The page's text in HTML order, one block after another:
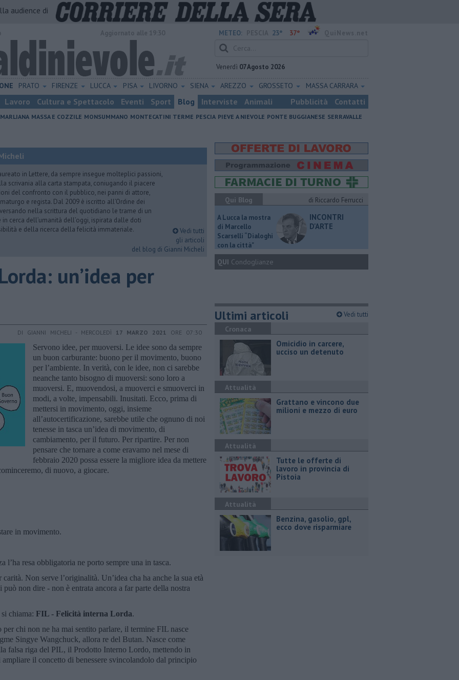
audience di
METEO: 23° 37°
Venerdì 07 Agosto 2026
PRATO FIRENZE LUCCA PISA LIVORNO SIENA AREZZO GROSSETO MASSA CARRARA
Lavoro Cultura e Spettacolo Eventi Sport Blog Interviste Animali Pubblicità Contatti
MARLIANA MASSA E COZZILE MONSUMMANO MONTECATINI TERME PESCIA PIEVE A NIEVOLE PONTE BUGGIANESE SERRAVALLE
in Lettere, da sempre insegue molteplici passioni,
scrivania alla carta stampata, coniugando il piacere
del confronto con il pubblico, nei panni di attore,
e regista. Dal 2009 è iscritto all’Ordine dei
nella scrittura del quotidiano le trame di un
cerca dell’umanità dell’oggi, ispirata dalle doti
e della ricerca della felicità immateriale.
Vedi tutti
gli articoli
del blog di Gianni Micheli
un’idea per
DI GIANNI MICHELI - MERCOLEDÌ 17 MARZO 2021 ORE 07:30
Servono idee, per muoversi. Le idee sono da sempre
un buon carburante: buono per il movimento, buono
per l’ambiente. In verità, con le idee, non ci sarebbe
neanche tanto bisogno di muoversi: sono loro a
muoversi. E, muovendosi, a muoverci e smuoverci in
modi, a volte, impensabili. Inusitati. Ecco, prima di
mettersi in movimento, oggi, insieme
all’autocertificazione, sarebbe utile che ognuno di noi
tenesse in tasca un’idea di movimento, di
cambiamento, per il futuro. Per ripartire. Per non
pensare che tornare a come eravamo nel mese di
febbraio 2020 possa essere la migliore idea da mettere
di nuovo, a giocare.
in movimento.
resa obbligatoria ne porto sempre una in tasca.
Non serve l’originalità. Un’idea cha ha anche la sua età
non dire - non è entrata ancora a far parte della nostra
chiama: FIL - Felicità interna Lorda.
chi non ne ha mai sentito parlare, il termine FIL nasce
Singye Wangchuck, allora re del Butan. Nasce come
falsa riga del PIL, il Prodotto Interno Lordo, mettendo in
il concetto di benessere svincolandolo dal principio
Qui Blog
di Riccardo Ferrucci
A Lucca la mostra
di Marcello
Scarselli “Dialoghi
con la città"
INCONTRI
D'ARTE
QUI Condoglianze
Ultimi articoli Vedi tutti
Cronaca
Omicidio in carcere,
ucciso un detenuto
Attualità
Grattano e vincono due
milioni e mezzo di euro
Attualità
​Tutte le offerte di
lavoro in provincia di
Pistoia
Attualità
​Benzina, gasolio, gpl,
ecco dove risparmiare